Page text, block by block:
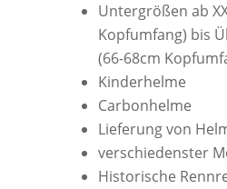
Untergrößen ab
Kopfumfang) bis
(66-68cm
Kinderhelme
Carbonhelme
Lieferung von
verschiedenster
Historische